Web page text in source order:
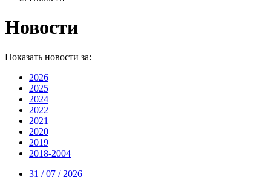
Новости
Показать новости за:
2026
2025
2024
2022
2021
2020
2019
2018-2004
31 / 07 / 2026